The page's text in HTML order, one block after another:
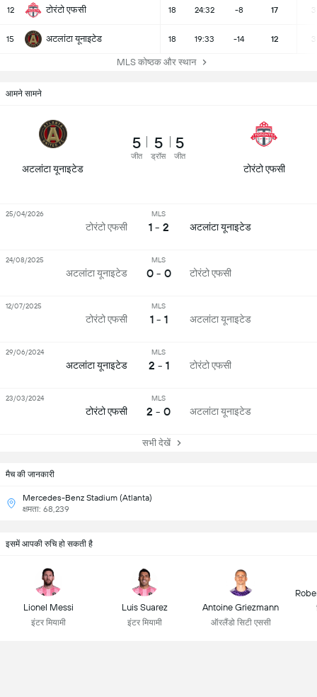
12 टोरंटो एफसी 18 24:32 -8 17 3
15 अटलांटा यूनाइटेड 18 19:33 -14 12 3
MLS कोष्ठक और स्थान
मैच की जानकारी
Mercedes-Benz Stadium (Atlanta)
क्षमता: 68,239
आमने सामने
अटलांटा यूनाइटेड
5
जीत
5
ड्रॉस
5
जीत
टोरंटो एफसी
टोरंटो एफसी
MLS
1 - 2 अटलांटा यूनाइटेड
25/04/2026
अटलांटा यूनाइटेड
MLS
0 - 0 टोरंटो एफसी
24/08/2025
टोरंटो एफसी
MLS
1 - 1 अटलांटा यूनाइटेड
12/07/2025
अटलांटा यूनाइटेड
MLS
2 - 1 टोरंटो एफसी
29/06/2024
टोरंटो एफसी
MLS
2 - 0 अटलांटा यूनाइटेड
23/03/2024
सभी देखें
इसमें आपकी रुचि हो सकती है
Lionel Messi
इंटर मियामी
Luis Suarez
इंटर मियामी
Antoine Griezmann
ऑरलैंडो सिटी एससी